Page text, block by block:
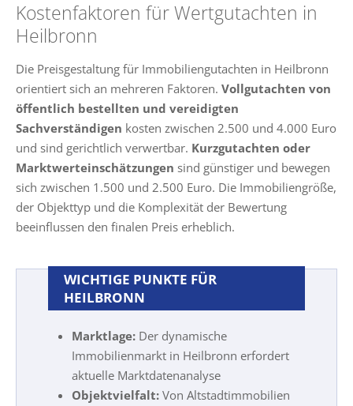
Kostenfaktoren für Wertgutachten in
Heilbronn
Die Preisgestaltung für Immobiliengutachten in Heilbronn
orientiert sich an mehreren Faktoren. Vollgutachten von
öffentlich bestellten und vereidigten
Sachverständigen kosten zwischen 2.500 und 4.000 Euro
und sind gerichtlich verwertbar. Kurzgutachten oder
Marktwerteinschätzungen sind günstiger und bewegen
sich zwischen 1.500 und 2.500 Euro. Die Immobiliengröße,
der Objekttyp und die Komplexität der Bewertung
beeinflussen den finalen Preis erheblich.
WICHTIGE PUNKTE FÜR
HEILBRONN
Marktlage: Der dynamische
Immobilienmarkt in Heilbronn erfordert
aktuelle Marktdatenanalyse
Objektvielfalt: Von Altstadtimmobilien